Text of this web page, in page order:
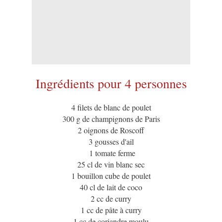
Ingrédients pour 4 personnes
4 filets de blanc de poulet
300 g de champignons de Paris
2 oignons de Roscoff
3 gousses d'ail
1 tomate ferme
25 cl de vin blanc sec
1 bouillon cube de poulet
40 cl de lait de coco
2 cc de curry
1 cc de pâte à curry